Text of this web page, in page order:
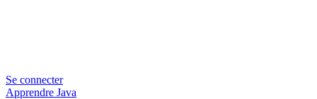
Se connecter
Apprendre Java